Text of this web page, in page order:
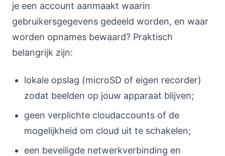
je een account aanmaakt waarin
gebruikersgegevens gedeeld worden, en waar
worden opnames bewaard? Praktisch
belangrijk zijn:
lokale opslag (microSD of eigen recorder)
zodat beelden op jouw apparaat blijven;
geen verplichte cloudaccounts of de
mogelijkheid om cloud uit te schakelen;
een beveiligde netwerkverbinding en